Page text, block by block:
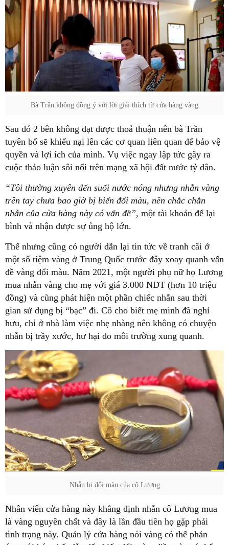
Bà Trần không đồng ý với lời giải thích từ cửa hàng vàng
Sau đó 2 bên không đạt được thoả thuận nên bà Trần
tuyên bố sẽ khiếu nại lên các cơ quan liên quan để bảo vệ
quyền và lợi ích của mình. Vụ việc ngay lập tức gây ra
cuộc thảo luận sôi nổi trên mạng xã hội đất nước tỷ dân.
“Tôi thường xuyên đến suối nước nóng nhưng nhẫn vàng
trên tay chưa bao giờ bị biến đổi màu, nên chắc chắn
nhẫn của cửa hàng này có vấn đề”, một tài khoản để lại
bình và nhận được sự ủng hộ lớn.
Thế nhưng cũng có người dẫn lại tin tức về tranh cãi ở
một số tiệm vàng ở Trung Quốc trước đây xoay quanh vấn
đề vàng đổi màu. Năm 2021, một người phụ nữ họ Lương
mua nhẫn vàng cho mẹ với giá 3.000 NDT (hơn 10 triệu
đồng) và cũng phát hiện một phần chiếc nhẫn sau thời
gian sử dụng bị “bạc” đi. Cô cho biết mẹ mình đã nghỉ
hưu, chỉ ở nhà làm việc nhẹ nhàng nên không có chuyện
nhẫn bị trầy xước, hư hại do môi trường xung quanh.
Nhẫn bị đổi màu của cô Lương
Nhân viên cửa hàng này khẳng định nhẫn cô Lương mua
là vàng nguyên chất và đây là lần đầu tiên họ gặp phải
tình trạng này. Quản lý cửa hàng nói vàng có thể phản